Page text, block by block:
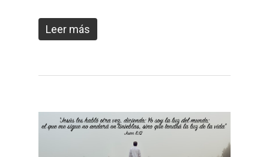
Leer más